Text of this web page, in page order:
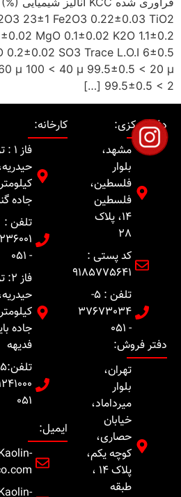
23±1 Fe2O3 0.22±0.03 TiO2
MgO 0.1±0.02 K2O 1.1±0.2
60 µ 100 < 40 µ 99.5±0.5 < 20 µ
99.5±0.5 < 2 […]
دفتر مرکزی:
مشهد،
بلوار
فلسطین،
فلسطین
14، پلاک
28
کد پستی :
9185775641
تلفن : 5-
37673034
- 051
دفتر فروش:
تهران،
بلوار
میرداماد،
خیابان
حصاری،
کوچه یکم،
پلاک 14 ،
طبقه
کارخانه:
جاده
تلفن :
- 051
جاده
فدیهه
051
ایمیل: